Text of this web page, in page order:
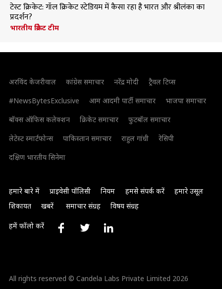
टेस्ट क्रिकेट: गॉल क्रिकेट स्टेडियम में कैसा रहा है भारत और श्रीलंका का
प्रदर्शन?
भारतीय क्रिकेट टीम
अरविंद केजरीवाल कांग्रेस समाचार नरेंद्र मोदी
ट्रैवल टिप्स
#NewsBytesExclusive
आम आदमी पार्टी समाचार
भाजपा समाचार
बॉक्स ऑफिस कलेक्शन
क्रिकेट समाचार
फुटबॉल समाचार
लेटेस्ट स्मार्टफोन्स
पाकिस्तान समाचार राहुल गांधी
रेसिपी
दक्षिण भारतीय सिनेमा
हमारे बारे में प्राइवेसी पॉलिसी नियम हमसे संपर्क करें
हमारे उसूल
शिकायत
खबरें समाचार संग्रह विषय संग्रह
हमें फॉलो करें
All rights reserved © Candela Labs Private Limited 2026